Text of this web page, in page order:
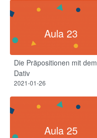
Aula 23
Die Präpositionen mit dem
Dativ​
2021-01-26
Aula 25